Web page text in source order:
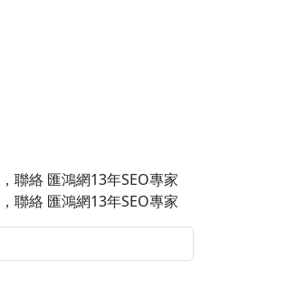
，聯絡 匯鴻網13年SEO專家
，聯絡 匯鴻網13年SEO專家